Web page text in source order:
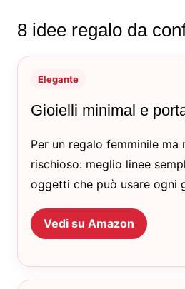
8 idee regalo da
Elegante
Gioielli minimal e
Per un regalo femminile ma
rischioso: meglio linee
oggetti che può usare ogni
Vedi su Amazon